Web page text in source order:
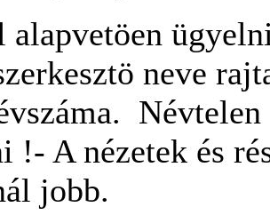
neve
Névtelen
!- A nézetek és
jobb.